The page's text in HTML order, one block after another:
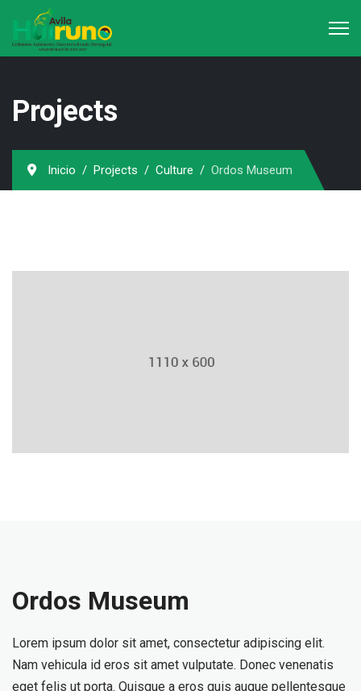
Projects
Inicio Projects Culture Ordos Museum
Ordos Museum
Lorem ipsum dolor sit amet, consectetur adipiscing elit.
Nam vehicula id eros sit amet vulputate. Donec venenatis
eget felis ut porta. Quisque a eros quis augue pellentesque